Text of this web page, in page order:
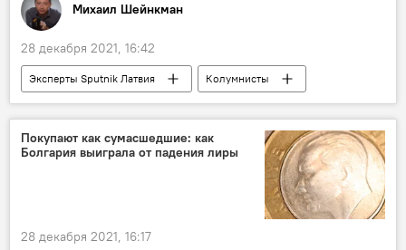
Михаил Шейнкман
28 декабря 2021, 16:42
Эксперты Sputnik Латвия
Колумнисты
Латвия
Россия
Покупают как сумасшедшие: как
Болгария выиграла от падения лиры
28 декабря 2021, 16:17